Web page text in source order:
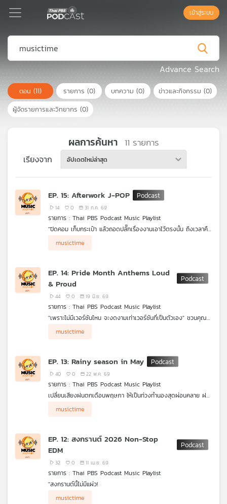
Podcast
เพล
ย์
ลิ
เพล
เพลง
และ
กิจกรรม
เข้าสู่ระบบ
Advance Search
ตอน (11) รายการ (0) บทความ (0) ข่าวและกิจกรรม (0)
ผู้จัดรายการและวิทยากร (0)
ผลการค้นหา 11 รายการ
เรียงจาก อัปเดตใหม่ล่าสุด
EP. 15: Afterwork J-POP
14 0 31 ก.ค. 69
รายการ : Thai PBS Podcast Music Playlist
"ปิดคอม เก็บกระเป๋า แล้วถอดปลั๊กเรื่องงานเอาไว้ตรงนั้น ถึงเวลาคืน
เพลง J-POP เมโลดี้ฟังสบาย จังหวะนุ่มฟู ที่จะช่วยเปลี่ยนโหมดจาก
musictime
EP. 14: Pride Month Anthems Loud
& Proud
44 0 19 มิ.ย. 69
รายการ : Thai PBS Podcast Music Playlist
"เพราะไม่มีเวอร์ชันไหน จะงดงามเท่าเวอร์ชันที่เป็นตัวเอง" ชวนคุณ
แห่งความมั่นใจและเพลงฮิตติดหูระดับตัวแม่ รวบรวมพลังความหลาก
พร้อมกันได้ที่ Thai PBS Podcast Music Playlist
musictime
EP. 13: Rainy season in May
40 0 22 พ.ค. 69
รายการ : Thai PBS Podcast Music Playlist
เปลี่ยนเสียงฝนตกเดือนพฤษภา ให้เป็นท่วงทำนองสุดผ่อนคลาย ฝน
ตัว ให้เป็นความสุนทรีย์ด้วยกันกับ Thai PBS Podcast ปล่อยใจไป
ติด ให้หน้าฝนปีนี้พิเศษกว่าที่เคย
musictime
EP. 12: สงกรานต์ 2026 Non-Stop
EDM
32 0 11 เม.ย. 69
รายการ : Thai PBS Podcast Music Playlist
"สงกรานต์นี้ไม่มีแผ่ว!
musictime